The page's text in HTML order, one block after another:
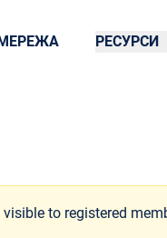
РЕСУРСИ
to registered